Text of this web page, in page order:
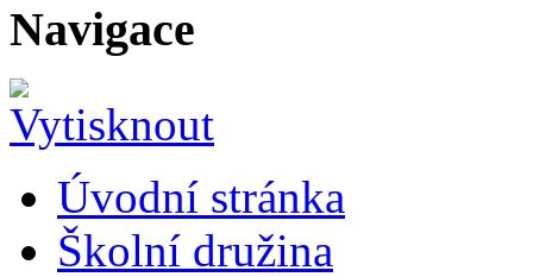
Navigace
Úvodní stránka
Školní družina